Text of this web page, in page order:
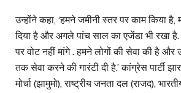
उन्होंने कहा, ‘हमने जमीनी स्तर पर काम किया
दिया है और अगले पांच साल का एजेंडा भी रखा है.
पर वोट नहीं मांगे . हमने लोगों की सेवा की है
तक सेवा करने की गारंटी दी है.’ कांग्रेस पार्टी
मोर्चा (झामुमो), राष्ट्रीय जनता दल (राजद),